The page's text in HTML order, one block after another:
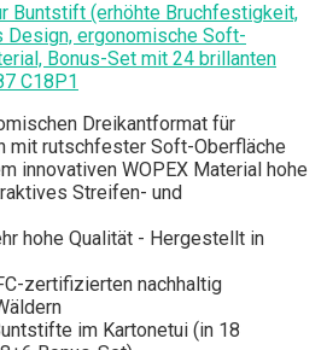
Buntstift (erhöhte Bruchfestigkeit,
Design, ergonomische Soft-
Bonus-Set mit 24 brillanten
C18P1
Dreikantformat für
mit rutschfester Soft-Oberfläche
innovativen WOPEX Material hohe
Streifen- und
hohe Qualität - Hergestellt in
zertifizierten nachhaltig
im Kartonetui (in 18